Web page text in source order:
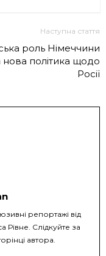
Наступна стаття
роль Німеччини
нова політика щодо
Росії
репортажі від
Слідкуйте за
автора.